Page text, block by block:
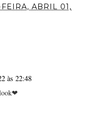
FEIRA, ABRIL 01,
às 22:48